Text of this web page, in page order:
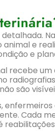
e
e
recebe
são
Cada